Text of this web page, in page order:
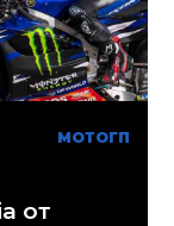
МОТОГП
от